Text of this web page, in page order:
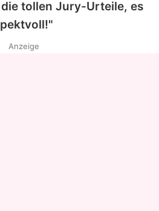
tollen Jury-Urteile, es
Anzeige